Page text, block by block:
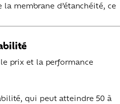
membrane d’étanchéité, ce
prix et la performance
qui peut atteindre 50 à